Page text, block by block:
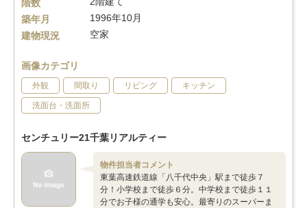
階数
築年月
1996年10月
建物現況
空家
画像カテゴリ
外観 間取り リビング キッチン
洗面台・洗面所
センチュリー21千葉リアルティー
物件担当者コメント
東葉高速鉄道線「八千代中央」駅まで徒歩７
分！小学校まで徒歩６分。中学校まで徒歩１１
分でお子様の通学も安心。最寄りのスーパーま